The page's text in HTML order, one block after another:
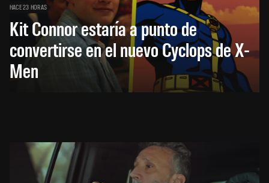
HACE 23 HORAS
Kit Connor estaría a punto de
convertirse en el nuevo Cyclops de X-
Men